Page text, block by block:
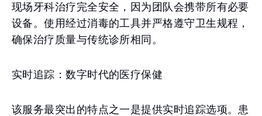
现场牙科治疗完全安全，因为团队会携带所有必要
设备。使用经过消毒的工具并严格遵守卫生规程，
确保治疗质量与传统诊所相同。
实时追踪：数字时代的医疗保健
该服务最突出的特点之一是提供实时追踪选项。患